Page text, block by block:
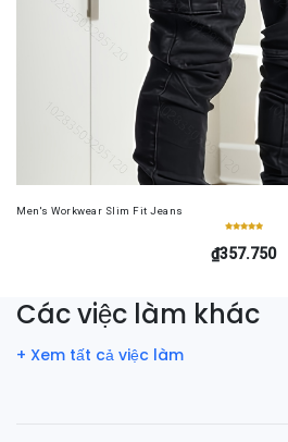
Men's Workwear Slim Fit Jeans
₫357.750
Các việc làm khác
+ Xem tất cả việc làm